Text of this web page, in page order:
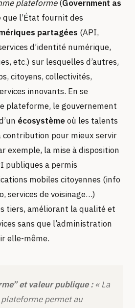
plateforme(Government as
que l’État fournit des
partagées (API,
d’identité numérique,
etc.) sur lesquelles d’autres,
citoyens, collectivités,
innovants. En se
plateforme, le gouvernement
écosystèmeoù les talents
contribution pour mieux servir
exemple, la mise à disposition
publiques a permis
mobiles citoyennes (info
services de voisinage…)
tiers, améliorant la qualité et
sans que l’administration
elle-même.
et valeur publique : « La
permet au